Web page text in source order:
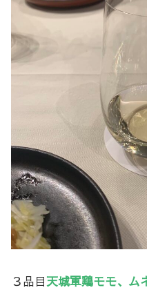
３品目天城軍鶏モモ、ム